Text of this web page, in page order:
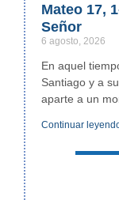
Mateo 17,
Señor
6 agosto, 2026
En aquel
Santiago y a
aparte a un
Continuar